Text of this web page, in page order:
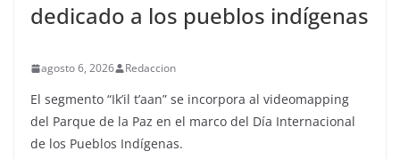
dedicado a los pueblos indígenas
agosto 6, 2026 Redaccion
El segmento “Ik’il t’aan” se incorpora al videomapping
del Parque de la Paz en el marco del Día Internacional
de los Pueblos Indígenas.